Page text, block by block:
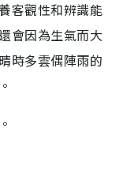
客觀性和辨識能
會因為生氣而大
時多雲偶陣雨的